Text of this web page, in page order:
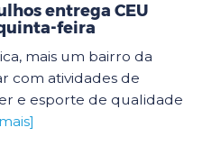
entrega CEU
feira
mais um bairro da
com atividades de
e esporte de qualidade